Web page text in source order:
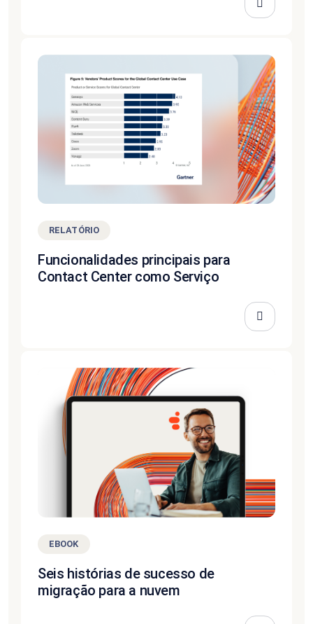
RELATÓRIO
Funcionalidades principais para
Contact Center como Serviço
EBOOK
Seis histórias de sucesso de
migração para a nuvem